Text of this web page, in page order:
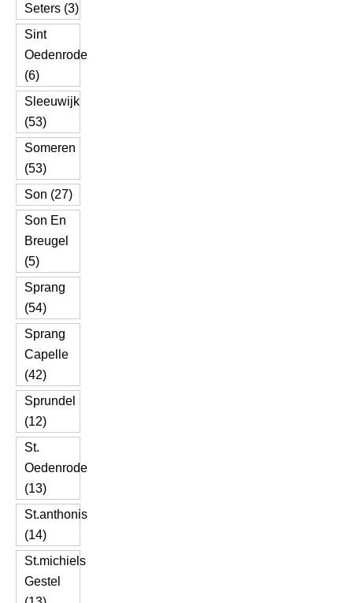
Seters (3)
Sint
Oedenrode
(6)
Sleeuwijk
(53)
Someren
(53)
Son (27)
Son En
Breugel
(5)
Sprang
(54)
Sprang
Capelle
(42)
Sprundel
(12)
St.
Oedenrode
(13)
St.anthonis
(14)
St.michiels
Gestel